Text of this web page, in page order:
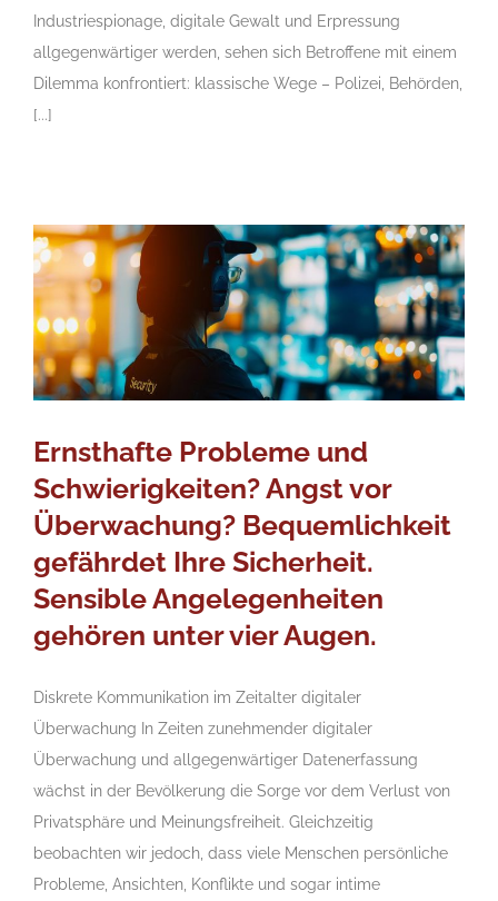
Industriespionage, digitale Gewalt und Erpressung
allgegenwärtiger werden, sehen sich Betroffene mit einem
Dilemma konfrontiert: klassische Wege – Polizei, Behörden,
[...]
Ernsthafte Probleme und
Schwierigkeiten? Angst vor
Überwachung? Bequemlichkeit
gefährdet Ihre Sicherheit.
Sensible Angelegenheiten
gehören unter vier Augen.
Diskrete Kommunikation im Zeitalter digitaler
Überwachung In Zeiten zunehmender digitaler
Überwachung und allgegenwärtiger Datenerfassung
wächst in der Bevölkerung die Sorge vor dem Verlust von
Privatsphäre und Meinungsfreiheit. Gleichzeitig
beobachten wir jedoch, dass viele Menschen persönliche
Probleme, Ansichten, Konflikte und sogar intime